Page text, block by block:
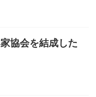
協会を結成した